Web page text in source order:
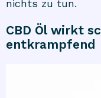
nichts zu tun.
CBD Öl wirkt
entkrampfend